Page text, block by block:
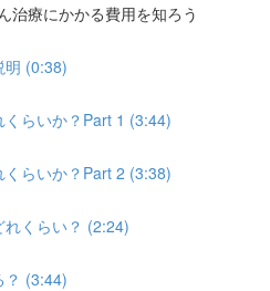
治療にかかる費用を知ろう
明 (0:38)
らいか？Part 1 (3:44)
らいか？Part 2 (3:38)
くらい？ (2:24)
？ (3:44)